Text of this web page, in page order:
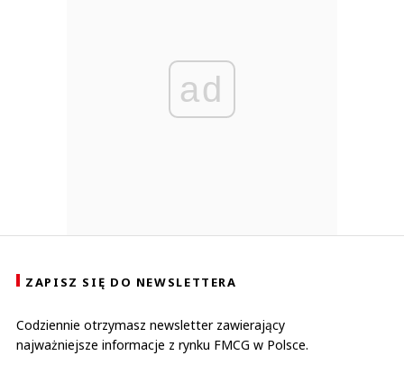
ad
ZAPISZ SIĘ DO NEWSLETTERA
Codziennie otrzymasz newsletter zawierający
najważniejsze informacje z rynku FMCG w Polsce.